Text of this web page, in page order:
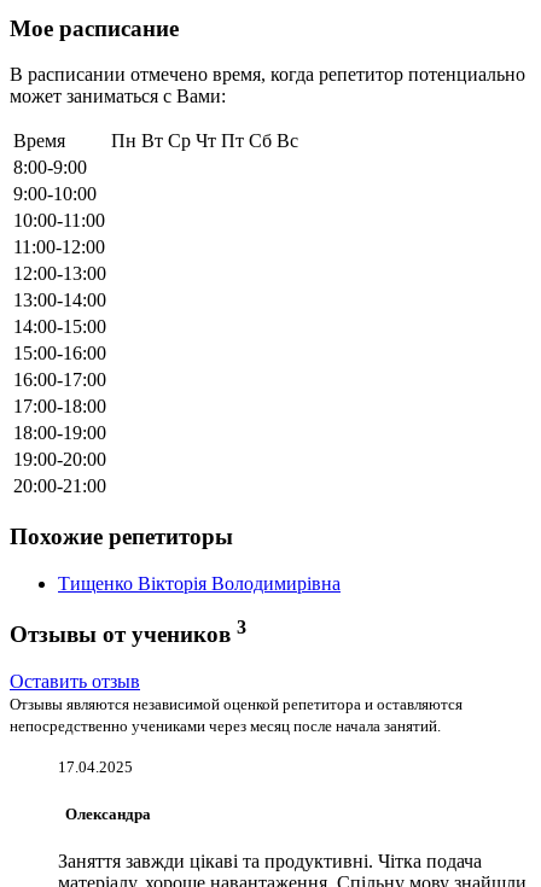
Мое расписание
В расписании отмечено время, когда репетитор потенциально
может заниматься с Вами:
Время Пн Вт Ср Чт Пт Сб Вс
8:00-9:00
9:00-10:00
10:00-11:00
11:00-12:00
12:00-13:00
13:00-14:00
14:00-15:00
15:00-16:00
16:00-17:00
17:00-18:00
18:00-19:00
19:00-20:00
20:00-21:00
Похожие репетиторы
Тищенко Вікторія Володимирівна
Отзывы от учеников 3
Оставить отзыв
Отзывы являются независимой оценкой репетитора и оставляются
непосредственно учениками через месяц после начала занятий.
17.04.2025
Олександра
Заняття завжди цікаві та продуктивні. Чітка подача
матеріалу, хороше навантаження. Спільну мову знайшли,